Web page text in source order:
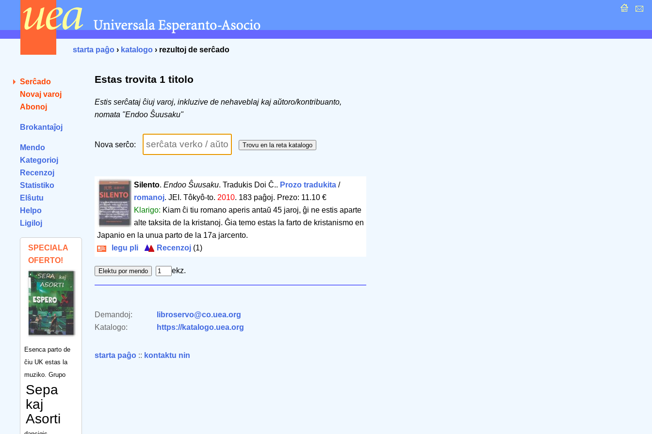
starta paĝo › katalogo › rezultoj de serĉado
Serĉado
Novaj varoj
Abonoj
Brokantaĵoj
Mendo
Kategorioj
Recenzoj
Statistiko
Elŝutu
Helpo
Ligiloj
SPECIALA
OFERTO!
Esenca parto de
ĉiu UK estas la
muziko. Grupo
Sepa
kaj
Asorti
Estas trovita 1 titolo
Estis serĉataj ĉiuj varoj, inkluzive de nehaveblaj kaj aŭtoro/kontribuanto,
nomata "Endoo Ŝuusaku"
Nova serĉo:
Silento. Endoo Ŝuusaku. Tradukis Doi Ĉ.. Prozo tradukita/
romanoj. JEI. Tôkyô-to. 2010. 183 paĝoj. Prezo: 11.10 €
Klarigo: Kiam ĉi tiu romano aperis antaŭ 45 jaroj, ĝi ne estis aparte
alte taksita de la kristanoj. Ĝia temo estas la farto de kristanismo en
Japanio en la unua parto de la 17a jarcento.
legu pli
Recenzoj (1)
ekz.
Demandoj:
libroservo@co.uea.org
Katalogo:
https://katalogo.uea.org
starta paĝo :: kontaktu nin